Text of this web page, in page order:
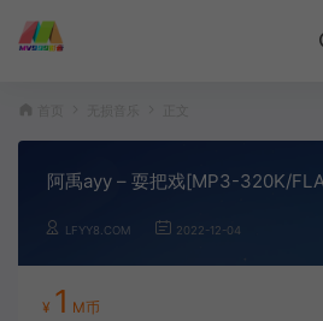
阿禹ayy – 耍把戏[MP3-320K/
LFYY8.COM 2022-12-04
¥ 1 M币